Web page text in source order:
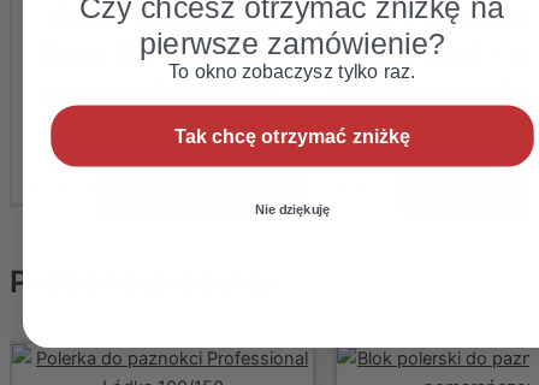
Yoshi Ultra Bond
Base UV Hybrid –
-10ml
Yoshi Fiber
Hybrid No4 –
włóknem
Podobne produkty
Czy chcesz otrzymać zniżkę na
pierwsze zamówienie?
To okno zobaczysz tylko raz.
Tak chcę otrzymać zniżkę
Nie dziękuję